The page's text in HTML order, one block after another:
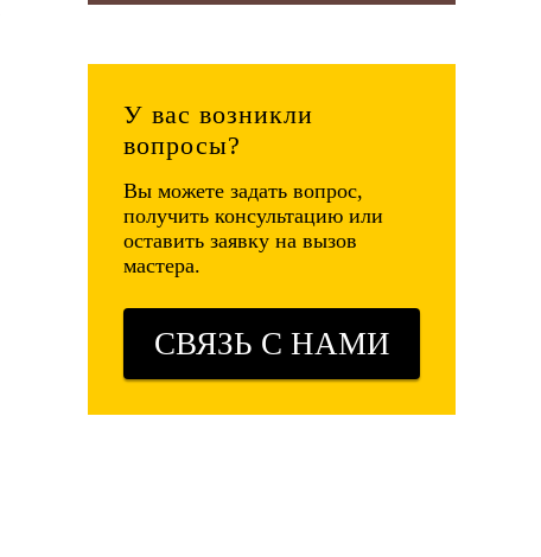
У вас возникли
вопросы?
Вы можете задать вопрос,
получить консультацию или
оставить заявку на вызов
мастера.
СВЯЗЬ С НАМИ